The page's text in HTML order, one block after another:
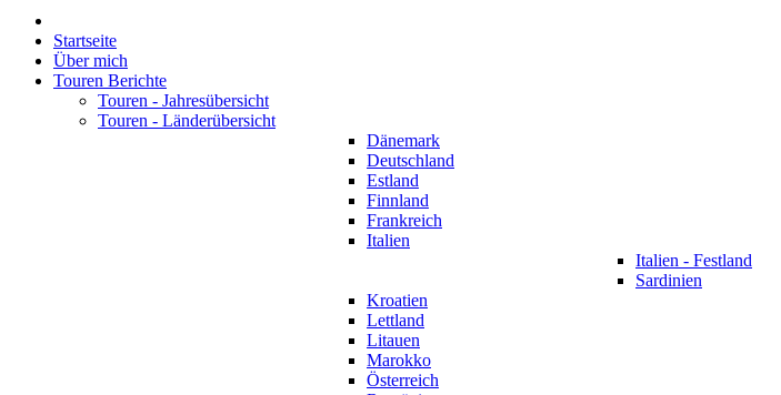
Startseite
Über mich
Touren Berichte
Touren - Jahresübersicht
Touren - Länderübersicht
Dänemark
Deutschland
Estland
Finnland
Frankreich
Italien
Italien - Festland
Sardinien
Kroatien
Lettland
Litauen
Marokko
Österreich